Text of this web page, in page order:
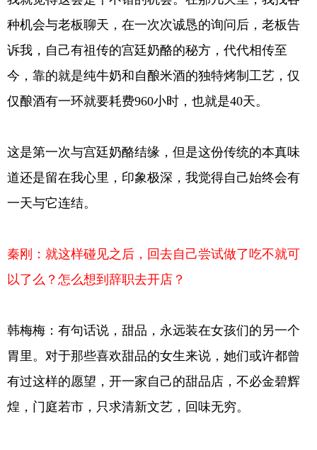
种机会与老板聊天，在一次次诚恳的询问后，老板告
诉我，自己有祖传的宫廷奶酪的秘方，代代相传至
今，靠的就是纯牛奶和自酿米酒的独特烤制工艺，仅
仅酿酒有一环就要耗费960小时，也就是40天。
这是第一次与宫廷奶酪结缘，但是这份传统的本真味
道还是留在我心里，印象极深，我觉得自己始终会有
一天与它连结。
秦刚：就这样碰见之后，回去自己尝试做了吃不就可
以了么？怎么想到辞职去开店？
韩梅梅：有句话说，甜品，永远装在女孩们的另一个
胃里。对于那些喜欢甜品的女生来说，她们或许都曾
有过这样的愿望，开一家自己的甜品店，不必金碧辉
煌，门庭若市，只求清新文艺，回味无穷。